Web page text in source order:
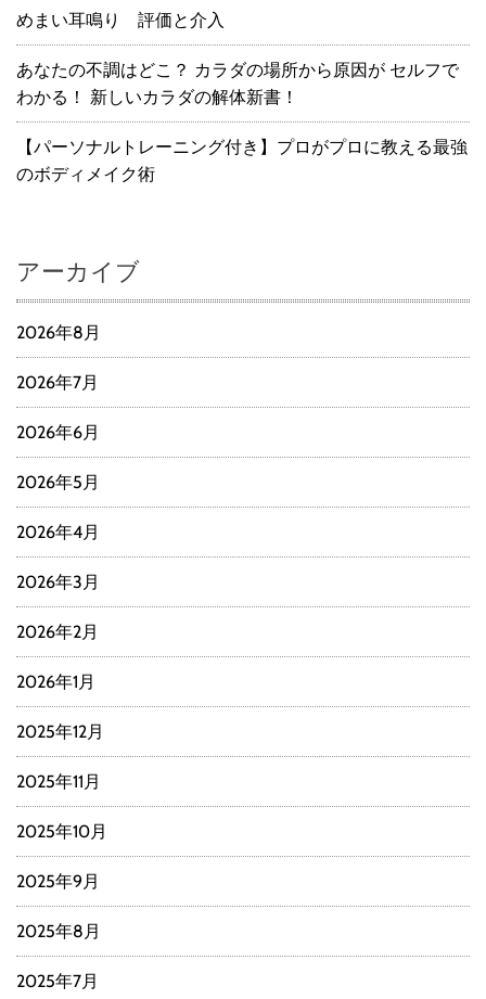
めまい耳鳴り 評価と介入
あなたの不調はどこ？ カラダの場所から原因が セルフで
わかる！ 新しいカラダの解体新書！
【パーソナルトレーニング付き】プロがプロに教える最強
のボディメイク術
アーカイブ
2026年8月
2026年7月
2026年6月
2026年5月
2026年4月
2026年3月
2026年2月
2026年1月
2025年12月
2025年11月
2025年10月
2025年9月
2025年8月
2025年7月